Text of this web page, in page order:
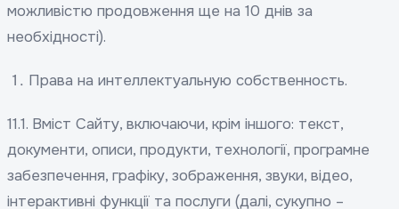
можливістю продовження ще на 10 днів за
необхідності).
Права на интеллектуальную собственность.
11.1. Вміст Сайту, включаючи, крім іншого: текст,
документи, описи, продукти, технології, програмне
забезпечення, графіку, зображення, звуки, відео,
інтерактивні функції та послуги (далі, сукупно –